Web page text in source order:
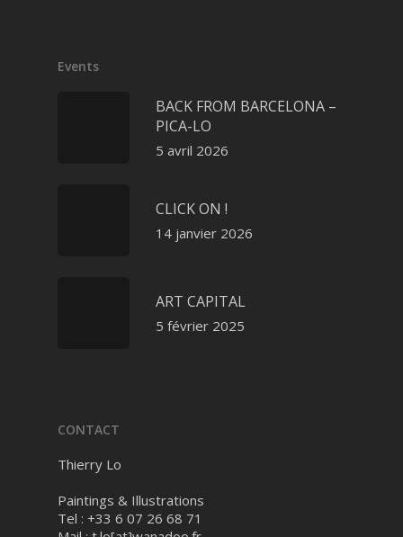
Events
BACK FROM BARCELONA –
PICA-LO
5 avril 2026
CLICK ON !
14 janvier 2026
ART CAPITAL
5 février 2025
CONTACT
Thierry Lo
Paintings & Illustrations
Tel : +33 6 07 26 68 71